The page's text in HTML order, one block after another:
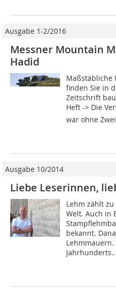
Ausgabe 1-2/2016
Messner Mountain
Hadid
Maßstäbliche
finden Sie in
Zeitschrift
Heft -> Die
war ohne
Ausgabe 10/2014
Liebe Leserinnen,
Lehm zählt
Welt. Auch in
bekannt.
Lehmmauern.